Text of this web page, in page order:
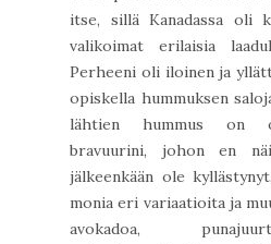
itse, sillä Kanadassa oli
valikoimat erilaisia
Perheeni oli iloinen ja
opiskella hummuksen
lähtien hummus on
bravuurini, johon en
jälkeenkään ole
monia eri variaatioita ja
avokadoa,